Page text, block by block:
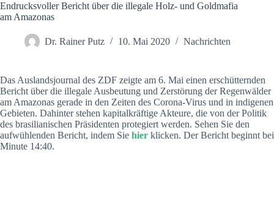
Endrucksvoller Bericht über die illegale Holz- und Goldmafia
am Amazonas
Dr. Rainer Putz 10. Mai 2020 Nachrichten
Das Auslandsjournal des ZDF zeigte am 6. Mai einen erschütternden
Bericht über die illegale Ausbeutung und Zerstörung der Regenwälder
am Amazonas gerade in den Zeiten des Corona-Virus und in indigenen
Gebieten. Dahinter stehen kapitalkräftige Akteure, die von der Politik
des brasilianischen Präsidenten protegiert werden. Sehen Sie den
aufwühlenden Bericht, indem Sie hier klicken. Der Bericht beginnt bei
Minute 14:40.